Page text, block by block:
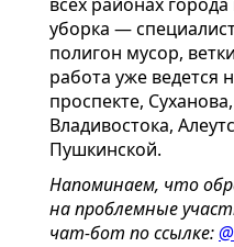
всех районах
уборка —
полигон мусор,
работа уже ведется
проспекте,
Владивостока,
Пушкинской.
Напоминаем, что
на проблемные
чат-бот по ссылке: